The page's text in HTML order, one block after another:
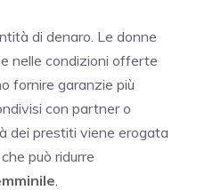
di denaro. Le donne
nelle condizioni offerte
fornire garanzie più
con partner o
dei prestiti viene erogata
può ridurre